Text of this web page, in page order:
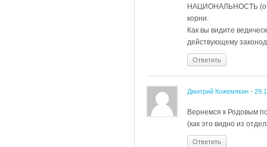
НАЦИОНАЛЬНОСТЬ (от
корни.
Как вы видите
действующему
Ответить
Дмитрий Кожемякин -
Вернемся к Родовым
(как это видно из
Ответить